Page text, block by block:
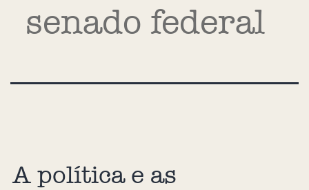
senado federal
A política e as